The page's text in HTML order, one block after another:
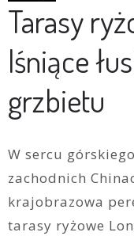
Tarasy
lśniące
grzbietu
W sercu
zachodnich
krajobrazowa
tarasy ryżowe